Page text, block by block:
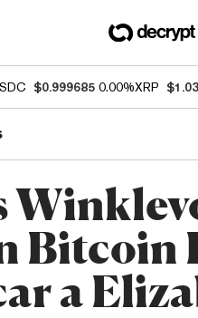
$0.999685 0.00%XRP $1.03
Bitcoin
a